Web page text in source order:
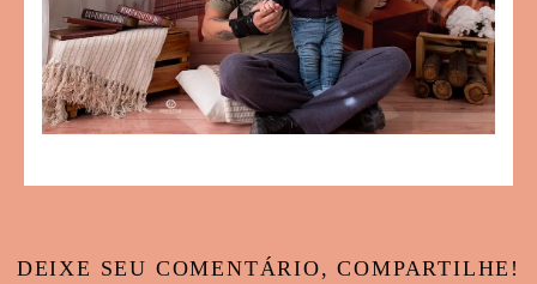
DEIXE SEU COMENTÁRIO, COMPARTILHE!